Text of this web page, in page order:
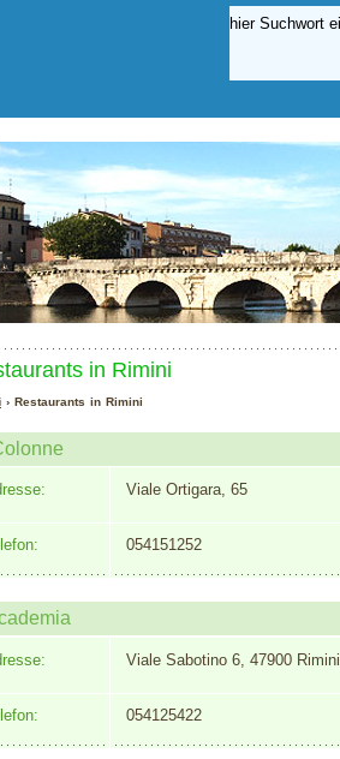
in Rimini
› Restaurants in Rimini
Viale Ortigara, 65
054151252
Viale Sabotino 6, 47900 Rimini
054125422